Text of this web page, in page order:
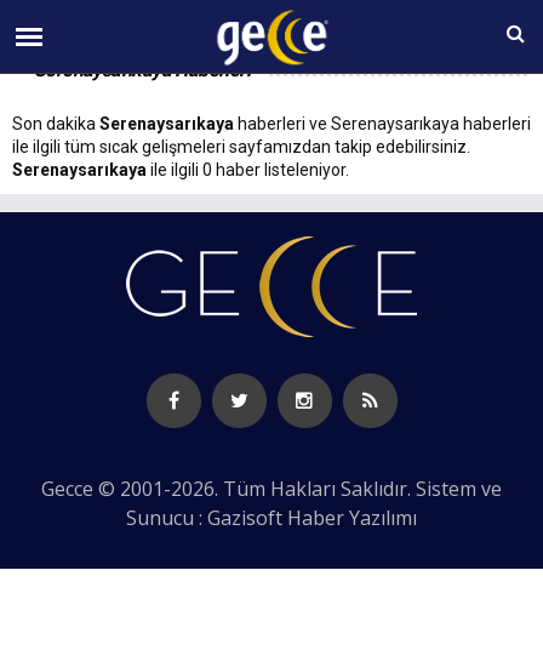
09 AĞUSTOS Pazar 16:06
Serenaysarıkaya Haberleri
Son dakika Serenaysarıkaya haberleri ve Serenaysarıkaya haberleri
ile ilgili tüm sıcak gelişmeleri sayfamızdan takip edebilirsiniz.
Serenaysarıkaya ile ilgili 0 haber listeleniyor.
Gecce © 2001-2026. Tüm Hakları Saklıdır. Sistem ve
Sunucu : Gazisoft Haber Yazılımı